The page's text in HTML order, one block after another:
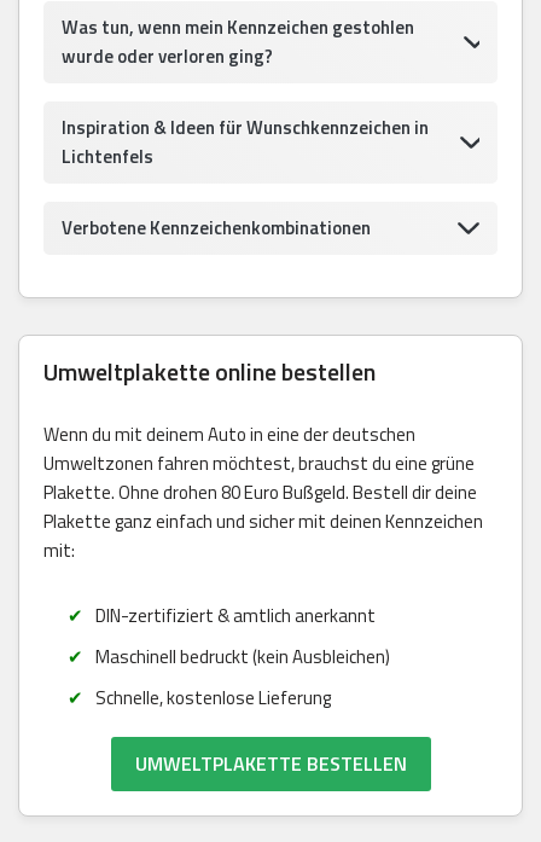
Was tun, wenn mein Kennzeichen gestohlen
wurde oder verloren ging?
Inspiration & Ideen für Wunschkennzeichen in
Lichtenfels
Verbotene Kennzeichenkombinationen
Umweltplakette online bestellen
Wenn du mit deinem Auto in eine der deutschen
Umweltzonen fahren möchtest, brauchst du eine grüne
Plakette. Ohne drohen 80 Euro Bußgeld. Bestell dir deine
Plakette ganz einfach und sicher mit deinen Kennzeichen
mit:
DIN-zertifiziert & amtlich anerkannt
Maschinell bedruckt (kein Ausbleichen)
Schnelle, kostenlose Lieferung
UMWELTPLAKETTE BESTELLEN